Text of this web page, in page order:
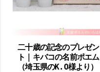
二十歳の記念のプレゼン
ト｜キバコの名前ポエム
（埼玉県のK.O様より ）